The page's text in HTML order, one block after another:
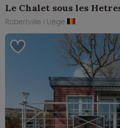
Le Chalet sous les
Robertville i Liège